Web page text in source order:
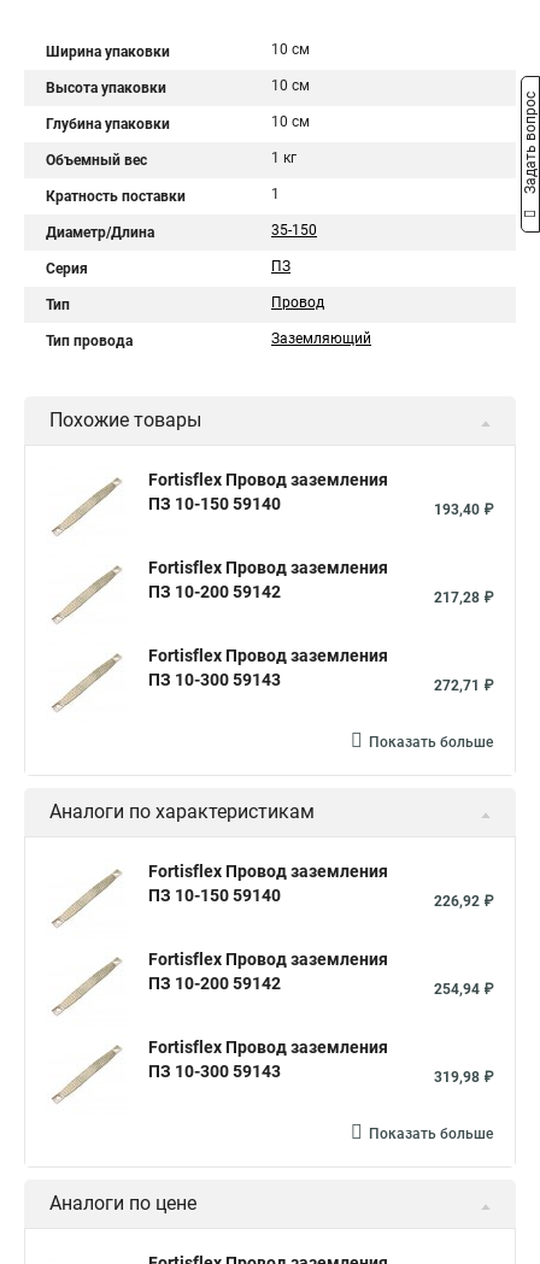
Ширина упаковки 10 см
Высота упаковки 10 см
Глубина упаковки 10 см
Объемный вес 1 кг
Кратность поставки 1
Диаметр/Длина 35-150
Серия ПЗ
Тип Провод
Тип провода Заземляющий
Похожие товары
Fortisflex Провод заземления
ПЗ 10-150 59140
193,40 ₽
Fortisflex Провод заземления
ПЗ 10-200 59142
217,28 ₽
Fortisflex Провод заземления
ПЗ 10-300 59143
272,71 ₽
Показать больше
Аналоги по характеристикам
Fortisflex Провод заземления
ПЗ 10-150 59140
226,92 ₽
Fortisflex Провод заземления
ПЗ 10-200 59142
254,94 ₽
Fortisflex Провод заземления
ПЗ 10-300 59143
319,98 ₽
Показать больше
Аналоги по цене
Задать вопрос